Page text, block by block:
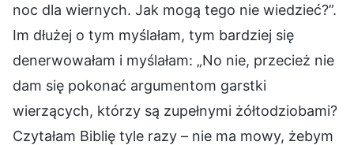
noc dla wiernych. Jak mogą tego nie wiedzieć?”.
Im dłużej o tym myślałam, tym bardziej się
denerwowałam i myślałam: „No nie, przecież nie
dam się pokonać argumentom garstki
wierzących, którzy są zupełnymi żółtodziobami?
Czytałam Biblię tyle razy – nie ma mowy, żebym